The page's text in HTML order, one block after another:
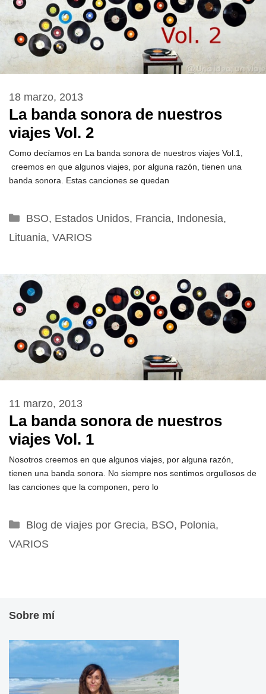
La banda sonora de nuestros
viajes Vol. 2
18 marzo, 2013
Como decíamos en La banda sonora de nuestros viajes Vol.1,
creemos en que algunos viajes, por alguna razón, tienen una
banda sonora. Estas canciones se quedan
Categorías
BSO, Estados Unidos, Francia, Indonesia,
Lituania, VARIOS
La banda sonora de nuestros
viajes Vol. 1
11 marzo, 2013
Nosotros creemos en que algunos viajes, por alguna razón,
tienen una banda sonora. No siempre nos sentimos orgullosos de
las canciones que la componen, pero lo
Categorías
Blog de viajes por Grecia, BSO, Polonia,
VARIOS
Sobre mí